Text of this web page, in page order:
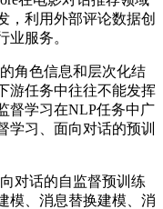
，利用外部评论数据创
业服务。
角色信息和层次化结
游任务中往往不能发挥
督学习在NLP任务中广
学习、面向对话的预训
对话的自监督预训练
模、消息替换建模、消